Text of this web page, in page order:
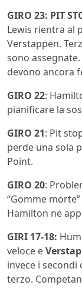
GIRO 23: PIT
Lewis rientra al
Verstappen.
sono
devono ancora
GIRO 22:
pianificare la
GIRO 21: Pit
perde una sola
Point.
GIRO 20:
“Gomme
Hamilton ne
GIRI 17-18:
veloce e
invece i secondi
terzo.